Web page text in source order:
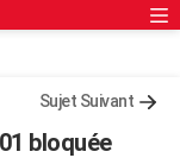
Sujet Suivant
bloquée